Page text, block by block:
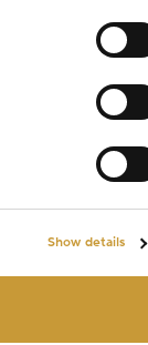
Show details